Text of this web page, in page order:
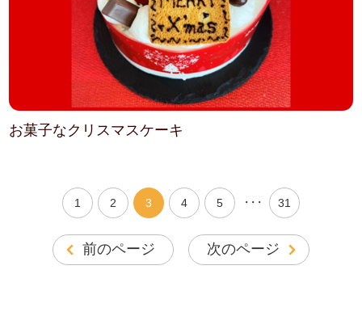
お菓子なクリスマスケーキ
前のページ
1 2 3 4 5 ・・・ 31
次のページ